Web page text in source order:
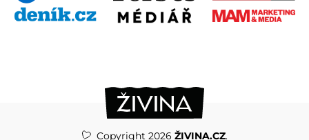
Copyright 2026 ŽIVINA.CZ.